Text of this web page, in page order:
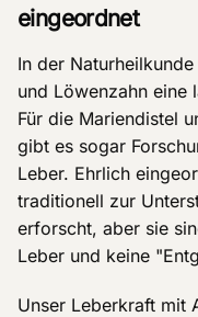
eingeordnet
In der
und Löwenzahn eine
Für die Mariendistel
gibt es sogar
Leber. Ehrlich
traditionell zur
erforscht, aber sie
Leber und keine
Unser Leberkraft mit